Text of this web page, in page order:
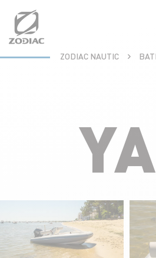
contenu
ZODIAC NAUTIC